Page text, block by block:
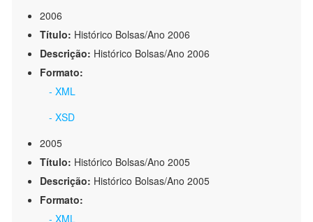
2006
Título: Histórico Bolsas/Ano 2006
Descrição: Histórico Bolsas/Ano 2006
Formato:
- XML
- XSD
2005
Título: Histórico Bolsas/Ano 2005
Descrição: Histórico Bolsas/Ano 2005
Formato:
- XML